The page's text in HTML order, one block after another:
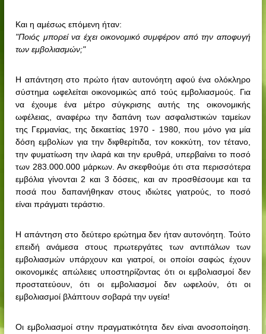
Και η αμέσως επόμενη ήταν:
"Ποιός μπορεί να έχει οικονομικό συμφέρον από την αποφυγή
των εμβολιασμών;"
Η απάντηση στο πρώτο ήταν αυτονόητη αφού ένα ολόκληρο
σύστημα ωφελείται οικονομικώς από τούς εμβολιασμούς. Για
να έχουμε ένα μέτρο σύγκρισης αυτής της οικονομικής
ωφέλειας, αναφέρω την δαπάνη των ασφαλιστικών ταμείων
της Γερμανίας, της δεκαετίας 1970 - 1980, που μόνο για μία
δόση εμβολίων για την διφθερίτιδα, τον κοκκύτη, τον τέτανο,
την φυματίωση την ιλαρά και την ερυθρά, υπερβαίνει το ποσό
των 283.000.000 μάρκων. Αν σκεφθούμε ότι στα περισσότερα
εμβόλια γίνονται 2 και 3 δόσεις, και αν προσθέσουμε και τα
ποσά που δαπανήθηκαν στους ιδιώτες γιατρούς, το ποσό
είναι πράγματι τεράστιο.
Η απάντηση στο δεύτερο ερώτημα δεν ήταν αυτονόητη. Τούτο
επειδή ανάμεσα στους πρωτεργάτες των αντιπάλων των
εμβολιασμών υπάρχουν και γιατροί, οι οποίοι σαφώς έχουν
οικονομικές απώλειες υποστηρίζοντας ότι οι εμβολιασμοί δεν
προστατεύουν, ότι οι εμβολιασμοί δεν ωφελούν, ότι οι
εμβολιασμοί βλάπτουν σοβαρά την υγεία!
Οι εμβολιασμοί στην πραγματικότητα δεν είναι ανοσοποίηση.